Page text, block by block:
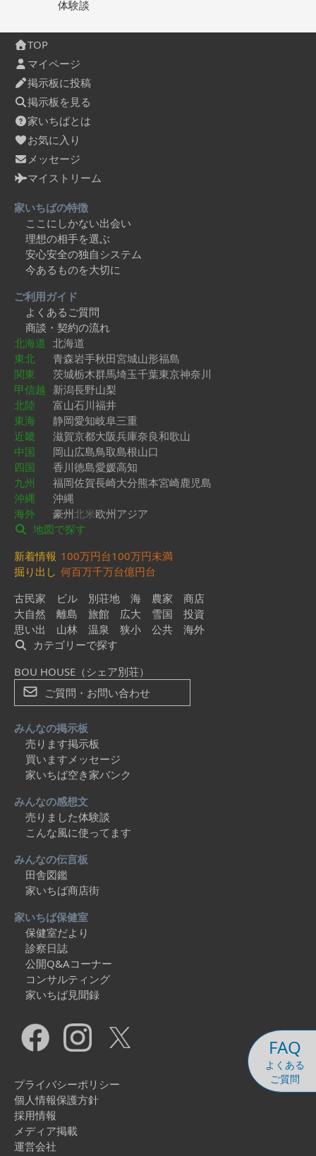
FAQ
よくある
ご質問
体験談
TOP
マイページ
掲示板に投稿
掲示板を見る
家いちばとは
お気に入り
メッセージ
マイストリーム
家いちばの特徴
ここにしかない出会い
理想の相手を選ぶ
安心安全の独自システム
今あるものを大切に
ご利用ガイド
よくあるご質問
商談・契約の流れ
北海道 北海道
東北
青森岩手秋田宮城山形福島
関東
茨城栃木群馬埼玉千葉東京神奈川
甲信越 新潟長野山梨
北陸
富山石川福井
東海
静岡愛知岐阜三重
近畿
滋賀京都大阪兵庫奈良和歌山
中国
岡山広島鳥取島根山口
四国
香川徳島愛媛高知
九州
福岡佐賀長崎大分熊本宮崎鹿児島
沖縄
沖縄
海外
豪州北米欧州アジア
地図で探す
新着情報 100万円台100万円未満
掘り出し 何百万千万台億円台
古民家
ビル 別荘地 海 農家
商店
大自然
離島 旅館 広大 雪国
投資
思い出
山林 温泉 狭小 公共
海外
カテゴリーで探す
BOU HOUSE（シェア別荘）
ご質問・お問い合わせ
みんなの掲示板
売ります掲示板
買いますメッセージ
家いちば空き家バンク
みんなの感想文
売りました体験談
こんな風に使ってます
みんなの伝言板
田舎図鑑
家いちば商店街
家いちば保健室
保健室だより
診察日誌
公開Q&Aコーナー
コンサルティング
家いちば見聞録
プライバシーポリシー
個人情報保護方針
採用情報
メディア掲載
運営会社